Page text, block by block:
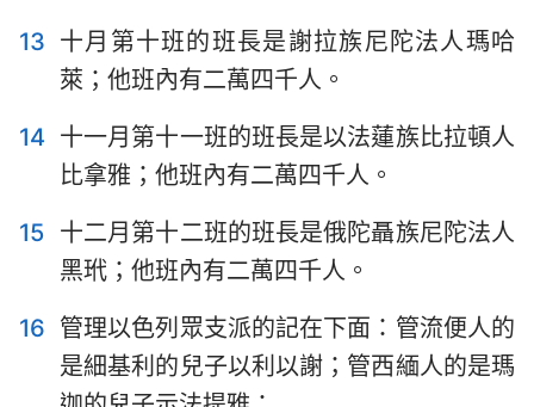
13 十月第十班的班長是謝拉族尼陀法人瑪哈
萊；他班內有二萬四千人。
14 十一月第十一班的班長是以法蓮族比拉頓人
比拿雅；他班內有二萬四千人。
15 十二月第十二班的班長是俄陀聶族尼陀法人
黑玳；他班內有二萬四千人。
16 管理以色列眾支派的記在下面：管流便人的
是細基利的兒子以利以謝；管西緬人的是瑪